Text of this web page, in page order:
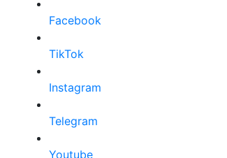
Facebook
TikTok
Instagram
Telegram
Youtube